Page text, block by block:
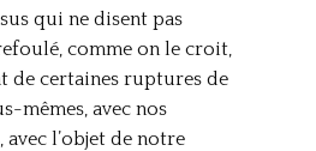
qui ne disent pas
comme on le croit,
de certaines ruptures de
mêmes, avec nos
l’objet de notre